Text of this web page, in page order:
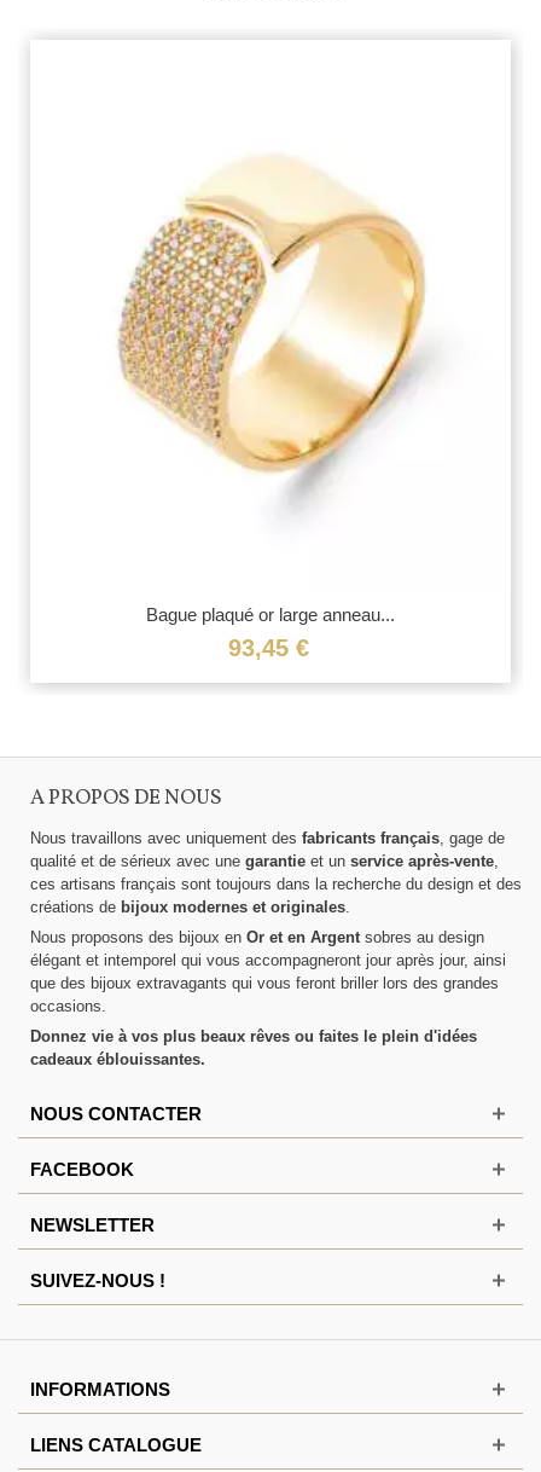
Bague plaqué or large anneau...
93,45 €
A PROPOS DE NOUS
Nous travaillons avec uniquement des fabricants français , gage de
qualité et de sérieux avec une garantie et un service après-vente
ces artisans français sont toujours dans la recherche du design et des
créations de bijoux modernes et originales
Nous proposons des bijoux en Or et en Argent sobres au design
élégant et intemporel qui vous accompagneront jour après jour, ainsi
que des bijoux extravagants qui vous feront briller lors des grandes
occasions.
Donnez vie à vos plus beaux rêves ou faites le plein d'idées
cadeaux éblouissantes.
NOUS CONTACTER
FACEBOOK
NEWSLETTER
SUIVEZ-NOUS !
INFORMATIONS
LIENS CATALOGUE